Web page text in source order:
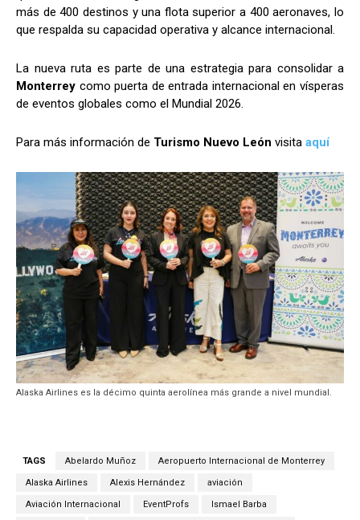
más de 400 destinos y una flota superior a 400 aeronaves, lo
que respalda su capacidad operativa y alcance internacional.
La nueva ruta es parte de una estrategia para consolidar a
Monterrey como puerta de entrada internacional en vísperas
de eventos globales como el Mundial 2026.
Para más información de Turismo Nuevo León visita aquí
Alaska Airlines es la décimo quinta aerolínea más grande a nivel mundial.
TAGS Abelardo Muñoz Aeropuerto Internacional de Monterrey
Alaska Airlines Alexis Hernández aviación
Aviación Internacional EventProfs Ismael Barba